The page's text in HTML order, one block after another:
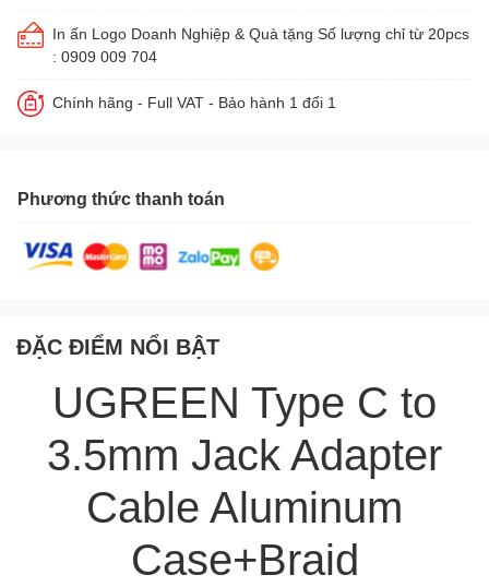
In ấn Logo Doanh Nghiệp & Quà tặng Số lượng chỉ từ 20pcs
: 0909 009 704
Chính hãng - Full VAT - Bảo hành 1 đổi 1
Phương thức thanh toán
ĐẶC ĐIỂM NỔI BẬT
UGREEN Type C to
3.5mm Jack Adapter
Cable Aluminum
Case+Braid